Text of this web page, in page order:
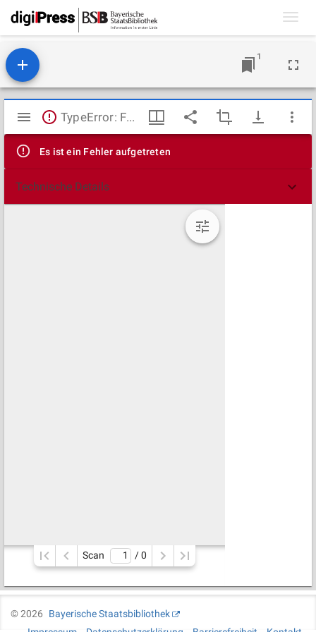
1
Mirador
Viewer
TypeError: Failed to fetch
Es ist ein Fehler aufgetreten
Technische Details
Scan / 0
©2026
Bayerische Staatsbibliothek